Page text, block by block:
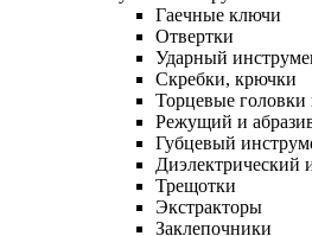
Гаечные ключи
Отвертки
Ударный
Скребки, крючки
Торцевые головки
Режущий и
Губцевый
Диэлектрический
Трещотки
Экстракторы
Заклепочники